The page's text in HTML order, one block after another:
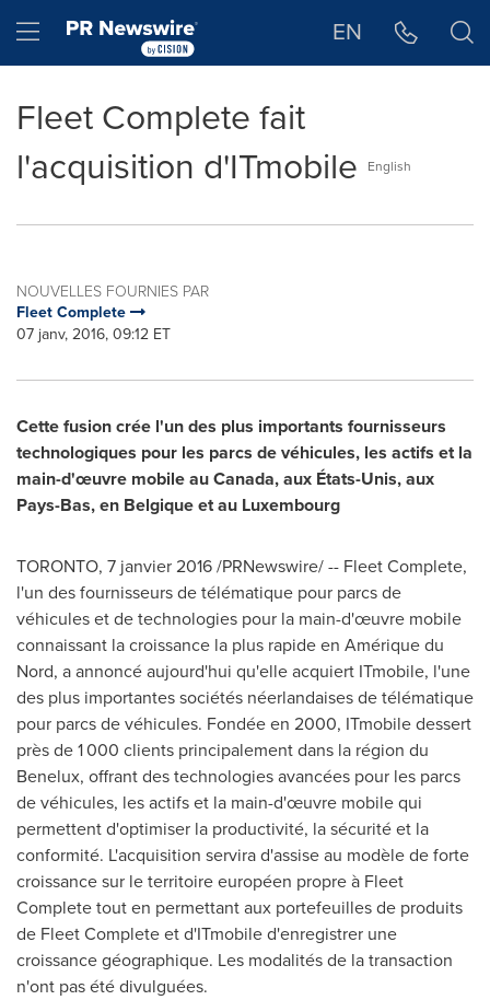
Hamburger menu EN
Fleet Complete fait
l'acquisition d'ITmobile
English
NOUVELLES FOURNIES PAR
Fleet Complete
07 janv, 2016, 09:12 ET
Cette fusion crée l'un des plus importants fournisseurs
technologiques pour les parcs de véhicules, les actifs et la
main-d'œuvre mobile auCanada, aux États-Unis, aux
Pays-Bas, en Belgique et au Luxembourg
TORONTO, 7 janvier 2016 /PRNewswire/ -- Fleet Complete,
l'un des fournisseurs de télématique pour parcs de
véhicules et de technologies pour la main-d'œuvre mobile
connaissant la croissance la plus rapide en Amérique du
Nord, a annoncé aujourd'hui qu'elle acquiert ITmobile, l'une
des plus importantes sociétés néerlandaises de télématique
pour parcs de véhicules. Fondée en 2000, ITmobile dessert
près de 1 000 clients principalement dans la région du
Benelux, offrant des technologies avancées pour les parcs
de véhicules, les actifs et la main-d'œuvre mobile qui
permettent d'optimiser la productivité, la sécurité et la
conformité. L'acquisition servira d'assise au modèle de forte
croissance sur le territoire européen propre à Fleet
Complete tout en permettant aux portefeuilles de produits
de Fleet Complete et d'ITmobile d'enregistrer une
croissance géographique. Les modalités de la transaction
n'ont pas été divulguées.